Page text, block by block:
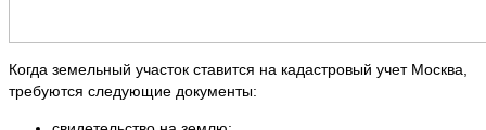
Когда земельный участок ставится на кадастровый учет Москва,
требуются следующие документы: